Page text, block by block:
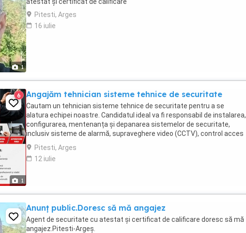
1
Pitesti, Arges
16 iulie
1
6 Angajăm tehnician sisteme tehnice de securitate
Cautam un tehnician sisteme tehnice de securitate pentru a se
alatura echipei noastre. Candidatul ideal va fi responsabil de instalarea,
configurarea, mentenanța și depanarea sistemelor de securitate,
inclusiv sisteme de alarmă, supraveghere video (CCTV), control acces
și alte echipamente conexe. Responsabilități ...
Pitesti, Arges
12 iulie
Anunț public.Doresc să mă angajez
Agent de securitate cu atestat și certificat de calificare doresc să mă
angajez.Pitesti-Argeș.